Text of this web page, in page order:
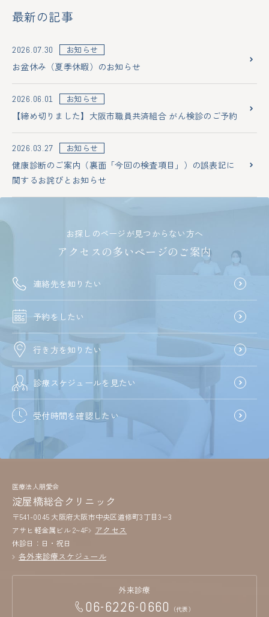
最新の記事
2026.07.30 お知らせ
お盆休み（夏季休暇）のお知らせ
2026.06.01 お知らせ
【締め切りました】大阪市職員共済組合 がん検診のご予約
2026.03.27 お知らせ
健康診断のご案内（裏面「今回の検査項目」）の誤表記に
関するお詫びとお知らせ
お探しのページが見つからない方へ
アクセスの多いページのご案内
連絡先を知りたい
予約をしたい
行き方を知りたい
診療スケジュールを見たい
受付時間を確認したい
医療法人朋愛会
淀屋橋総合クリニック
〒541-0045 大阪府大阪市中央区道修町3丁目3−3
アサヒ軽金属ビル 2~4F
アクセス
休診日：日・祝日
各外来診療スケジュール
外来診療
06-6226-0660 （代表）